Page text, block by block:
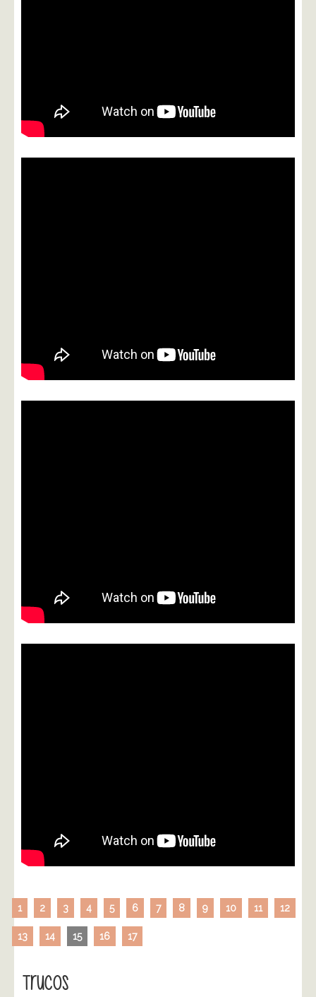
1 2 3 4 5 6 7 8 9 10 11 12
13 14 15 16 17
Trucos